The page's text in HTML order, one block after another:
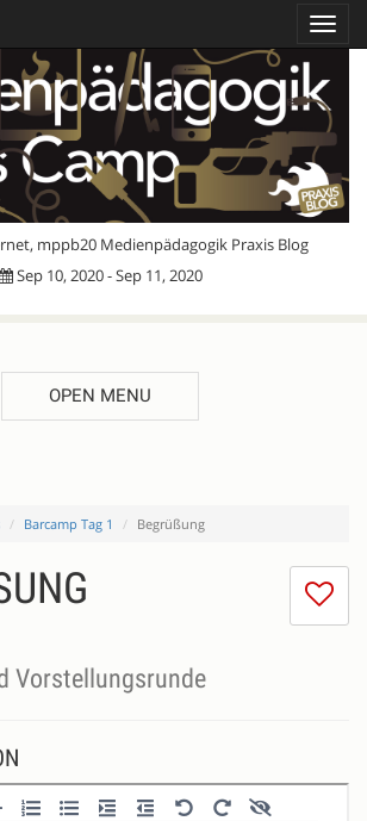
mppb20 Medienpädagogik Praxis Blog
Sep 10, 2020 - Sep 11, 2020
OPEN MENU
Barcamp Tag 1 Begrüßung
I
Vorstellungsrunde